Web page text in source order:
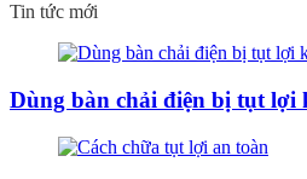
Tin tức mới
Dùng bàn chải điện bị tụt lợi